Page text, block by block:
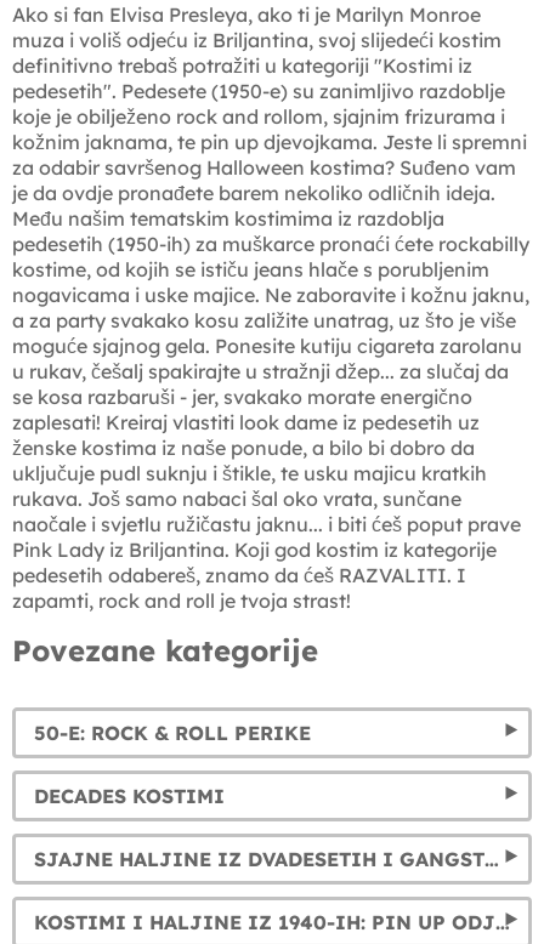
Ako si fan Elvisa Presleya, ako ti je Marilyn Monroe
muza i voliš odjeću iz Briljantina, svoj slijedeći kostim
definitivno trebaš potražiti u kategoriji "Kostimi iz
pedesetih". Pedesete (1950-e) su zanimljivo razdoblje
koje je obilježeno rock and rollom, sjajnim frizurama i
kožnim jaknama, te pin up djevojkama. Jeste li spremni
za odabir savršenog Halloween kostima? Suđeno vam
je da ovdje pronađete barem nekoliko odličnih ideja.
Među našim tematskim kostimima iz razdoblja
pedesetih (1950-ih) za muškarce pronaći ćete rockabilly
kostime, od kojih se ističu jeans hlače s porubljenim
nogavicama i uske majice. Ne zaboravite i kožnu jaknu,
a za party svakako kosu zaližite unatrag, uz što je više
moguće sjajnog gela. Ponesite kutiju cigareta zarolanu
u rukav, češalj spakirajte u stražnji džep... za slučaj da
se kosa razbaruši - jer, svakako morate energično
zaplesati! Kreiraj vlastiti look dame iz pedesetih uz
ženske kostima iz naše ponude, a bilo bi dobro da
uključuje pudl suknju i štikle, te usku majicu kratkih
rukava. Još samo nabaci šal oko vrata, sunčane
naočale i svjetlu ružičastu jaknu... i biti ćeš poput prave
Pink Lady iz Briljantina. Koji god kostim iz kategorije
pedesetih odabereš, znamo da ćeš RAZVALITI. I
zapamti, rock and roll je tvoja strast!
Povezane kategorije
50-E: ROCK & ROLL PERIKE
DECADES KOSTIMI
SJAJNE HALJINE IZ DVADESETIH I GANGSTERSKI KOSTIMI: OŽIVI DIVLJE DVADESETE (1920-E)
KOSTIMI I HALJINE IZ 1940-IH: PIN UP ODJEĆA I DRUGI SVJETSKI RAT